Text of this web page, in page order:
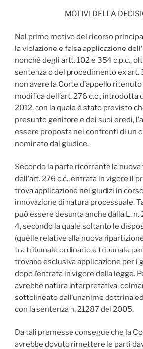
MOTIVI DELLA
Nel primo motivo del ricorso
la violazione e falsa applicazione
nonché degli artt. 102 e 354 c.p.c.,
sentenza o del procedimento ex art.
non avere la Corte d’appello
modifica dell’art. 276 c.c., introdotta
2012, con la quale è stato previsto
presunto genitore e dei suoi eredi,
essere proposta nei confronti di un
nominato dal giudice.
Secondo la parte ricorrente la
dell’art. 276 c.c., entrata in vigore il
trova applicazione nei giudizi in
innovazione di natura processuale.
può essere desunta anche dalla L. n.
4, secondo la quale soltanto le
(quelle relative alla nuova
tra tribunale ordinario e tribunale
trovano esclusiva applicazione per i
dopo l’entrata in vigore della legge.
avrebbe natura interpretativa,
sottolineato dall’unanime dottrina
con la sentenza n. 21287 del 2005.
Da tali premesse consegue che la
avrebbe dovuto rimettere le parti